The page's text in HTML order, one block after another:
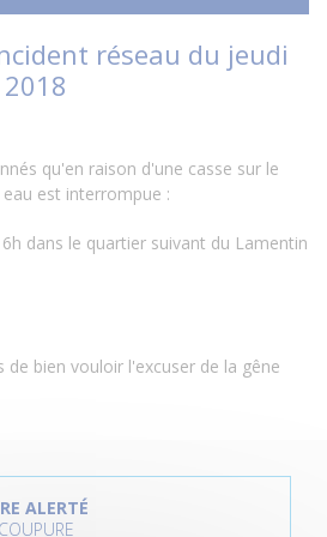
réseau du jeudi
qu'en raison d'une casse sur le
est interrompue :
dans le quartier suivant du Lamentin
de bien vouloir l'excuser de la gêne
ALERTÉ